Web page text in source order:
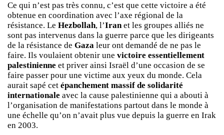
Ce qui n’est pas très connu, c’est que cette victoire a été
obtenue en coordination avec l’axe régional de la
résistance. Le Hezbollah, l’Iranet les groupes alliés ne
sont pas intervenus dans la guerre parce que les dirigeants
de la résistance de Gaza leur ont demandé de ne pas le
faire. Ils voulaient obtenir une victoire essentiellement
palestinienne et priver ainsi Israël d’une occasion de se
faire passer pour une victime aux yeux du monde. Cela
aurait sapé cet épanchement massif de solidarité
internationale avec la cause palestinienne qui a abouti à
l’organisation de manifestations partout dans le monde à
une échelle qu’on n’avait plus vue depuis la guerre en Irak
en 2003.